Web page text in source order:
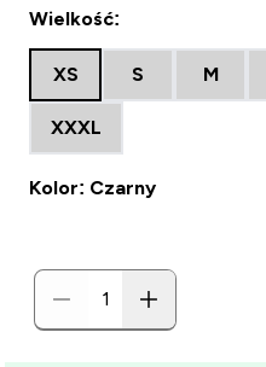
Wielkość:
XS S M
XXXL
Kolor: Czarny